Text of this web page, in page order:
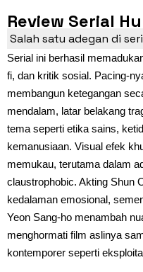
Review Serial
Salah satu adegan di
Serial ini berhasil
fi, dan kritik sosial. Pacing-
membangun ketegangan
mendalam, latar belakang
tema seperti etika sains,
kemanusiaan. Visual efek
memukau, terutama dalam
claustrophobic. Akting Shun
kedalaman emosional,
Yeon Sang-ho menambah
menghormati film aslinya
kontemporer seperti